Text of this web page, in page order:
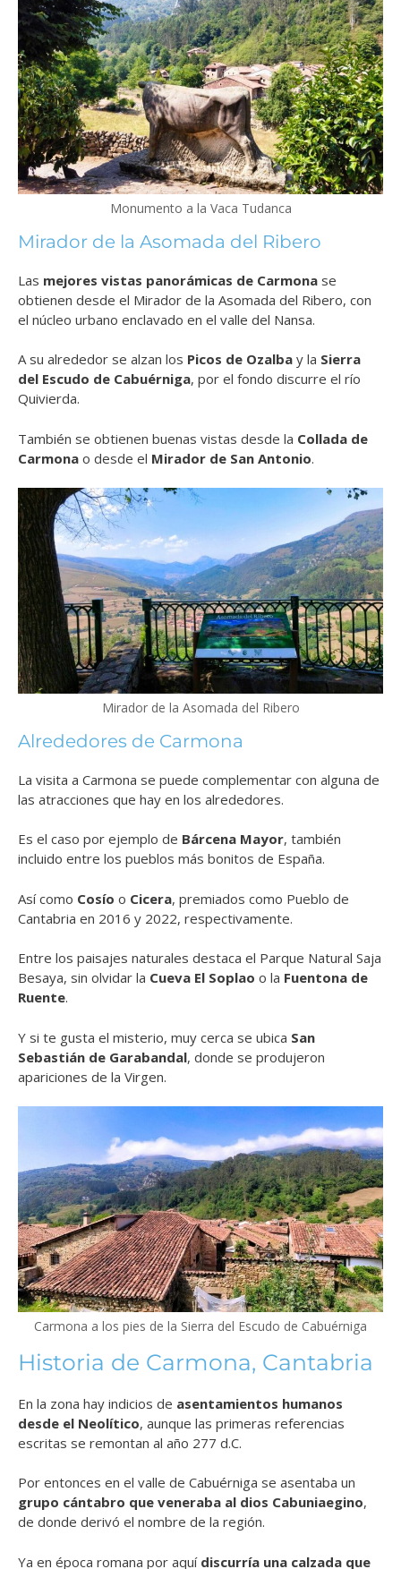
Monumento a la Vaca Tudanca
Mirador de la Asomada del Ribero
Las mejores vistas panorámicas de Carmona se
obtienen desde el Mirador de la Asomada del Ribero, con
el núcleo urbano enclavado en el valle del Nansa.
A su alrededor se alzan los Picos de Ozalba y la Sierra
del Escudo de Cabuérniga, por el fondo discurre el río
Quivierda.
También se obtienen buenas vistas desde la Collada de
Carmona o desde el Mirador de San Antonio.
Mirador de la Asomada del Ribero
Alrededores de Carmona
La visita a Carmona se puede complementar con alguna de
las atracciones que hay en los alrededores.
Es el caso por ejemplo de Bárcena Mayor, también
incluido entre los pueblos más bonitos de España.
Así como Cosío o Cicera, premiados como Pueblo de
Cantabria en 2016 y 2022, respectivamente.
Entre los paisajes naturales destaca el Parque Natural Saja
Besaya, sin olvidar la Cueva El Soplao o la Fuentona de
Ruente.
Y si te gusta el misterio, muy cerca se ubica San
Sebastián de Garabandal, donde se produjeron
apariciones de la Virgen.
Carmona a los pies de la Sierra del Escudo de Cabuérniga
Historia de Carmona, Cantabria
En la zona hay indicios de asentamientos humanos
desde el Neolítico, aunque las primeras referencias
escritas se remontan al año 277 d.C.
Por entonces en el valle de Cabuérniga se asentaba un
grupo cántabro que veneraba al dios Cabuniaegino,
de donde derivó el nombre de la región.
Ya en época romana por aquí discurría una calzada que